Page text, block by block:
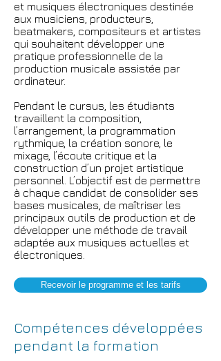
et musiques électroniques destinée
aux musiciens, producteurs,
beatmakers, compositeurs et artistes
qui souhaitent développer une
pratique professionnelle de la
production musicale assistée par
ordinateur.
Pendant le cursus, les étudiants
travaillent la composition,
l’arrangement, la programmation
rythmique, la création sonore, le
mixage, l’écoute critique et la
construction d’un projet artistique
personnel. L’objectif est de permettre
à chaque candidat de consolider ses
bases musicales, de maîtriser les
principaux outils de production et de
développer une méthode de travail
adaptée aux musiques actuelles et
électroniques.
Recevoir le programme et les tarifs
Compétences développées
pendant la formation